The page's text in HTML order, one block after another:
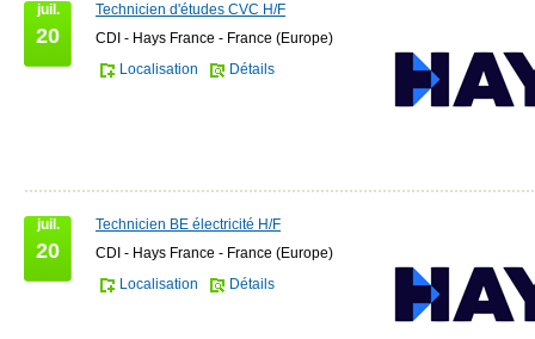
juil.
20
Technicien d'études CVC H/F
CDI - Hays France - France (Europe)
Localisation
Détails
juil.
20
Technicien BE électricité H/F
CDI - Hays France - France (Europe)
Localisation
Détails